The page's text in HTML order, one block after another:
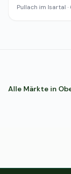
Pullach im Isartal ·
Alle Märkte in